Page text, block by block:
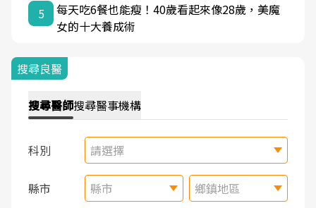
5
每天吃6餐也能瘦！40歲看起來像28歲，美魔
女的十大養成術
搜尋良醫
搜尋醫師搜尋醫事機構
科別 請選擇
縣市 縣市 鄉鎮地區